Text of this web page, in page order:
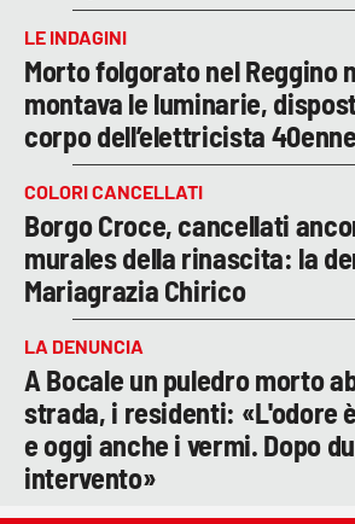
LE INDAGINI
Morto folgorato nel Reggino
montava le luminarie,
corpo dell’elettricista 40enne
COLORI CANCELLATI
Borgo Croce, cancellati
murales della rinascita: la
Mariagrazia Chirico
LA DENUNCIA
A Bocale un puledro morto
strada, i residenti: «L'odore
e oggi anche i vermi. Dopo
intervento»